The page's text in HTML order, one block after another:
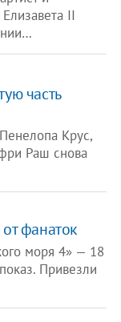
II
часть
Крус,
Раш снова
фанаток
моря 4» — 18
Привезли